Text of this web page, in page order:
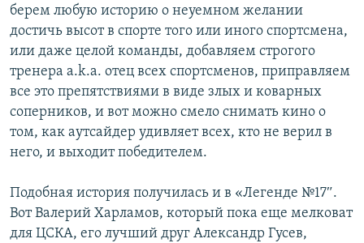
берем любую историю о неуемном желании
достичь высот в спорте того или иного спортсмена,
или даже целой команды, добавляем строгого
тренера a.k.a. отец всех спортсменов, приправляем
все это препятствиями в виде злых и коварных
соперников, и вот можно смело снимать кино о
том, как аутсайдер удивляет всех, кто не верил в
него, и выходит победителем.
Подобная история получилась и в «Легенде №17″.
Вот Валерий Харламов, который пока еще мелковат
для ЦСКА, его лучший друг Александр Гусев,